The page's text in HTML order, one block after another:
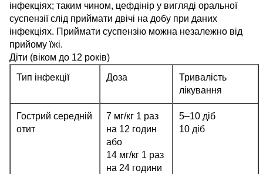
інфекціях; таким чином, цефдінір у вигляді оральної
суспензії слід приймати двічі на добу при даних
інфекціях. Приймати суспензію можна незалежно від
прийому їжі.
Діти (віком до 12 років)
Тип інфекції
Доза
Тривалість
лікування
Гострий середній
отит
7 мг/кг 1 раз
на 12 годин
або
14 мг/кг 1 раз
на 24 години
5–10 діб
10 діб